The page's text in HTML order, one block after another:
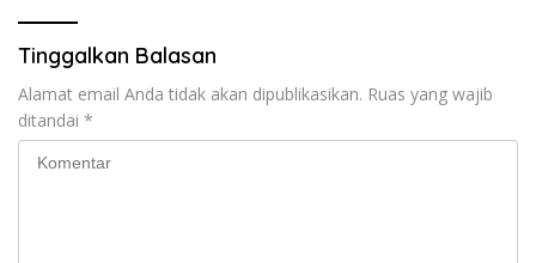
Tinggalkan Balasan
Alamat email Anda tidak akan dipublikasikan. Ruas yang wajib
ditandai *